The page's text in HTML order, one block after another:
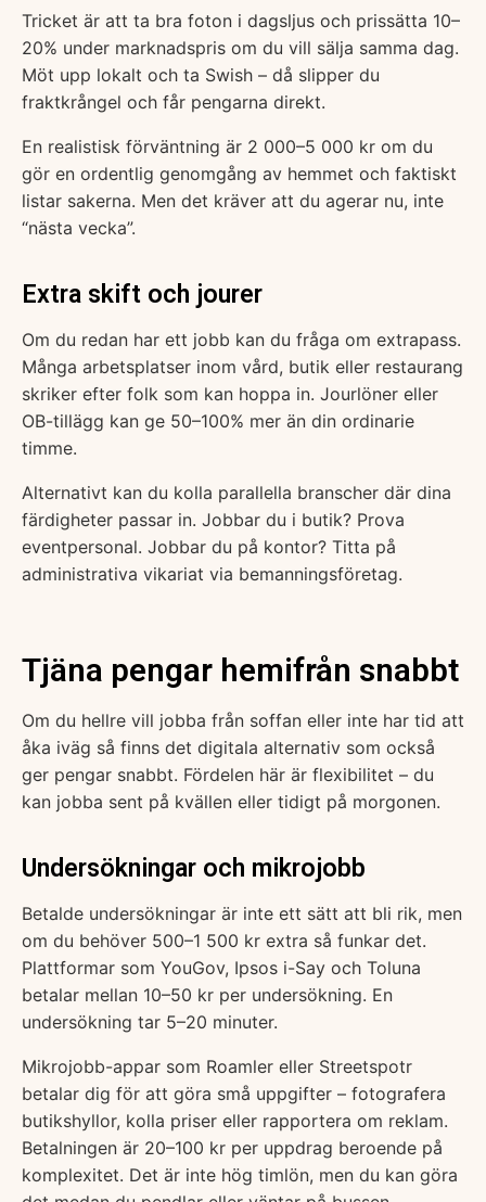
Tricket är att ta bra foton i dagsljus och prissätta 10–
20% under marknadspris om du vill sälja samma dag.
Möt upp lokalt och ta Swish – då slipper du
fraktkrångel och får pengarna direkt.
En realistisk förväntning är 2 000–5 000 kr om du
gör en ordentlig genomgång av hemmet och faktiskt
listar sakerna. Men det kräver att du agerar nu, inte
“nästa vecka”.
Extra skift och jourer
Om du redan har ett jobb kan du fråga om extrapass.
Många arbetsplatser inom vård, butik eller restaurang
skriker efter folk som kan hoppa in. Jourlöner eller
OB-tillägg kan ge 50–100% mer än din ordinarie
timme.
Alternativt kan du kolla parallella branscher där dina
färdigheter passar in. Jobbar du i butik? Prova
eventpersonal. Jobbar du på kontor? Titta på
administrativa vikariat via bemanningsföretag.
Tjäna pengar hemifrån snabbt
Om du hellre vill jobba från soffan eller inte har tid att
åka iväg så finns det digitala alternativ som också
ger pengar snabbt. Fördelen här är flexibilitet – du
kan jobba sent på kvällen eller tidigt på morgonen.
Undersökningar och mikrojobb
Betalde undersökningar är inte ett sätt att bli rik, men
om du behöver 500–1 500 kr extra så funkar det.
Plattformar som YouGov, Ipsos i-Say och Toluna
betalar mellan 10–50 kr per undersökning. En
undersökning tar 5–20 minuter.
Mikrojobb-appar som Roamler eller Streetspotr
betalar dig för att göra små uppgifter – fotografera
butikshyllor, kolla priser eller rapportera om reklam.
Betalningen är 20–100 kr per uppdrag beroende på
komplexitet. Det är inte hög timlön, men du kan göra